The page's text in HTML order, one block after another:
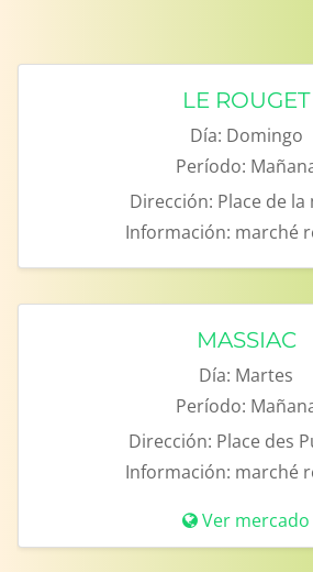
LE ROUGET
Día: Domingo
Período:
Dirección: Place de
Información: marché
MASSIAC
Día: Martes
Período:
Dirección: Place des
Información: marché
Ver mercado